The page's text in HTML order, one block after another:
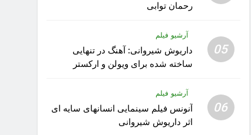
رحمان توابی
05
آرشیو فیلم
داریوش شیروانی: آهنگ در تنهایی
ساخته شده برای ویولن و ارکستر
06
آرشیو فیلم
آنونس فیلم سینمایی انسانهای سایه ای
اثر داریوش شیروانی